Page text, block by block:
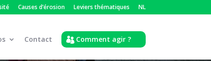
Causes d’érosion Leviers thématiques NL
Contact Comment agir ?